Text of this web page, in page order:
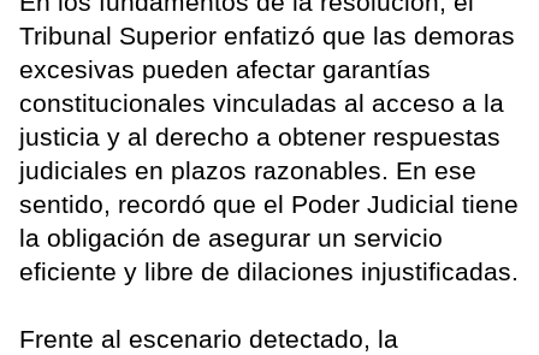
Tribunal Superior enfatizó que las demoras
excesivas pueden afectar garantías
constitucionales vinculadas al acceso a la
justicia y al derecho a obtener respuestas
judiciales en plazos razonables. En ese
sentido, recordó que el Poder Judicial tiene
la obligación de asegurar un servicio
eficiente y libre de dilaciones injustificadas.
Frente al escenario detectado, la